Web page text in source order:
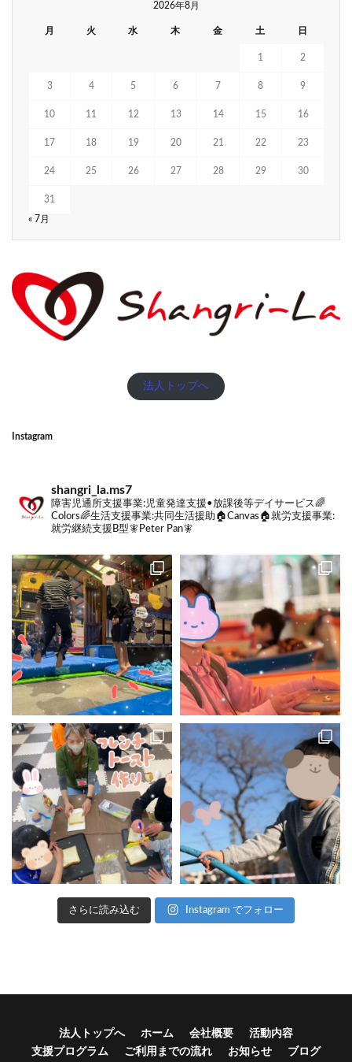
2026年8月
月 火 水 木 金 土 日
1 2
3 4 5 6 7 8 9
10 11 12 13 14 15 16
17 18 19 20 21 22 23
24 25 26 27 28 29 30
31
« 7月
法人トップへ
Instagram
shangri_la.ms7
障害児通所支援事業:児童発達支援•放課後等デイサービス🌈
Colors🌈生活支援事業:共同生活援助🏠Canvas🏠就労支援事業:
就労継続支援B型🧚Peter Pan🧚
さらに読み込む Instagram でフォロー
法人トップへ ホーム 会社概要
活動内容
支援プログラム
ご利用までの流れ お知らせ ブログ